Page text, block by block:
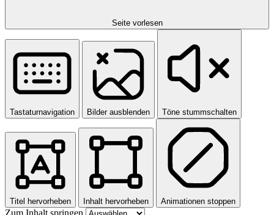
Seite vorlesen
Tastaturnavigation Bilder ausblenden Töne stummschalten
Titel hervorheben Inhalt hervorheben Animationen stoppen
Zum Inhalt springen